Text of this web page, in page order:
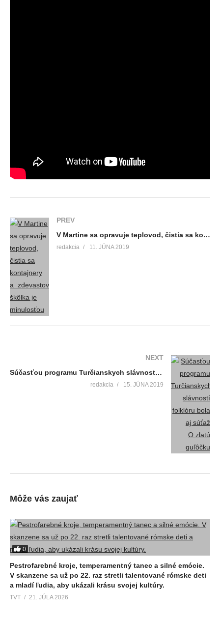
PREV
V Martine sa opravuje teplovod, čistia sa kontajnery a zdevastovaná škôlka je minulosťou
redakcia 11. JÚNA 2019
NEXT
Súčasťou programu Turčianskych slávností folklóru bola aj súťaž O zlatú guľôčku
redakcia 15. JÚNA 2019
Môže vás zaujať
0
Pestrofarebné kroje, temperamentný tanec a silné emócie.
V skanzene sa už po 22. raz stretli talentované rómske deti
a mladí ľudia, aby ukázali krásu svojej kultúry.
TVT 21. JÚLA 2026